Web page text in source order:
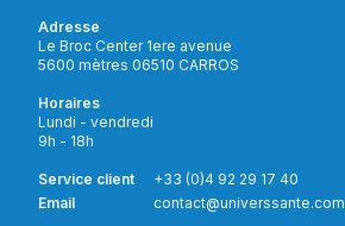
Incontinence
Soins & Diagnostic
Aide à la mobilité
Matériel de location
Nouveautés
Promotions
Prix barrés
Mon compte
Livraison et paiement
Adresse
Le Broc Center 1ere avenue
5600 mètres 06510 CARROS
Horaires
Lundi - vendredi
9h - 18h
Service client
+33 (0)4 92 29 17 40
Email
contact@universsante.com